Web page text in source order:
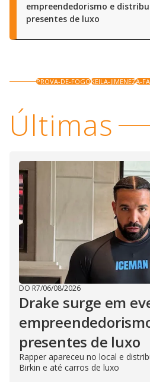
empreendedorismo e
presentes de luxo
PROVA-DE-FOGOKEILA-JIMENEZA-
Últimas
DO R7/06/08/2026
Drake surge em
presentes de luxo
Rapper apareceu no local e
Birkin e até carros de luxo